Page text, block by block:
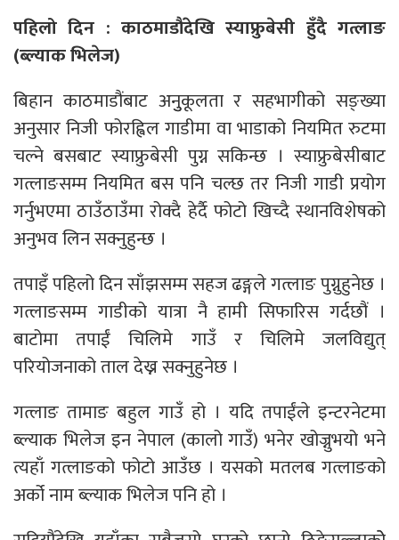
पहिलो दिन : काठमाडौंदेखि स्याफ्रुबेसी हुँदै गत्लाङ
(ब्ल्याक भिलेज)
बिहान काठमाडौंबाट अनुुकूलता र सहभागीको सङ्ख्या
अनुसार निजी फोरह्विल गाडीमा वा भाडाको नियमित रुटमा
चल्ने बसबाट स्याफ्रुबेसी पुग्न सकिन्छ । स्याफ्रुबेसीबाट
गत्लाङसम्म नियमित बस पनि चल्छ तर निजी गाडी प्रयोग
गर्नुभएमा ठाउँठाउँमा रोक्दै हेर्दै फोटो खिच्दै स्थानविशेषको
अनुभव लिन सक्नुहुन्छ ।
तपाइँ पहिलो दिन साँझसम्म सहज ढङ्गले गत्लाङ पुग्नुहुनेछ ।
गत्लाङसम्म गाडीको यात्रा नै हामी सिफारिस गर्दछौं ।
बाटोमा तपाईं चिलिमे गाउँ र चिलिमे जलविद्युत्
परियोजनाको ताल देख्न सक्नुहुनेछ ।
गत्लाङ तामाङ बहुल गाउँ हो । यदि तपाईंले इन्टरनेटमा
ब्ल्याक भिलेज इन नेपाल (कालो गाउँ) भनेर खोज्नुभयो भने
त्यहाँ गत्लाङको फोटो आउँछ । यसको मतलब गत्लाङको
अर्को नाम ब्ल्याक भिलेज पनि हो ।